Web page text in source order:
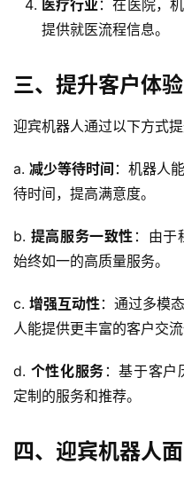
医疗行业：在医院，
提供就医流程信息。
三、提升客户体
迎宾机器人通过以下方式提
a. 减少等待时间 ：机器人
待时间，提高满意度。
b. 提高服务一致性 ：由于
始终如一的高质量服务。
c. 增强互动性：通过多模
人能提供更丰富的客户交流
d. 个性化服务 ：基于客户
定制的服务和推荐。
四、迎宾机器人